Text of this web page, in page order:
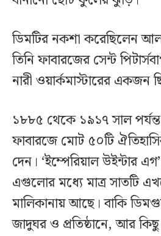
ডিমটির নকশা করেছিলেন
তিনি ফাবারজের সেন্ট
নারী ওয়ার্কমাস্টারের একজন
১৮৮৫ থেকে ১৯১৭ সাল
ফাবারজে মোট ৫০টি
দেন। ‘ইম্পেরিয়াল উইন্টার
এগুলোর মধ্যে মাত্র সাতটি
মালিকানায় আছে। বাকি
জাদুঘর ও প্রতিষ্ঠানে, আর